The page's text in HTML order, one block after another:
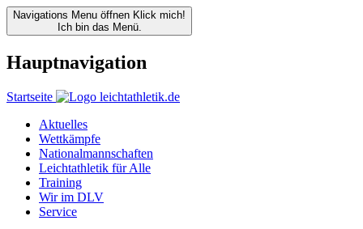
Navigations Menu öffnen Klick mich!
Ich bin das Menü.
Hauptnavigation
Startseite
Aktuelles
Wettkämpfe
Nationalmannschaften
Leichtathletik für Alle
Training
Wir im DLV
Service